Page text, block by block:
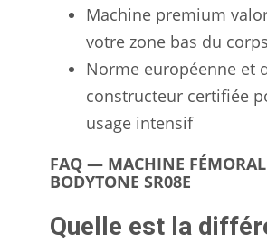
Machine premium
votre zone bas du corps
Norme européenne et
constructeur certifiée
usage intensif
FAQ — MACHINE FÉMORAL
BODYTONE SR08E
Quelle est la